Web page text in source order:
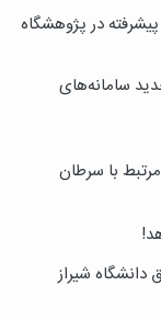
در پژوهشگاه
سامانه‌های
شیراز